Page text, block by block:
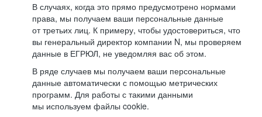
В случаях, когда это прямо предусмотрено нормами
права, мы получаем ваши персональные данные
от третьих лиц. К примеру, чтобы удостовериться, что
вы генеральный директор компании N, мы проверяем
данные в ЕГРЮЛ, не уведомляя вас об этом.
В ряде случаев мы получаем ваши персональные
данные автоматически с помощью метрических
программ. Для работы с такими данными
мы используем файлы cookie.